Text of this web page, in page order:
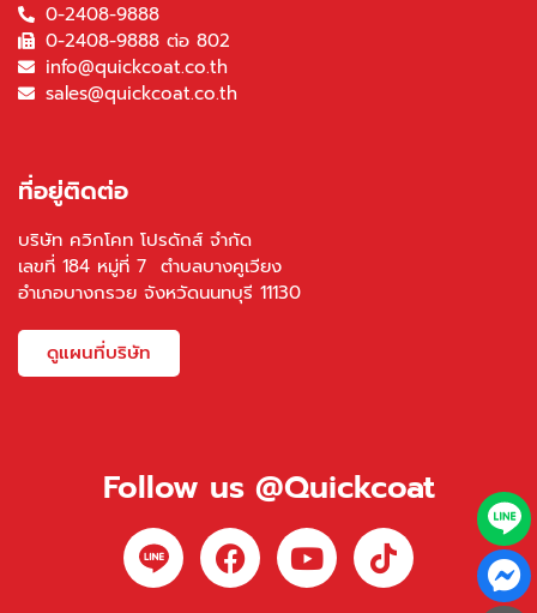
0-2408-9888
0-2408-9888 ต่อ 802
info@quickcoat.co.th
sales@quickcoat.co.th
ที่อยู่ติดต่อ
บริษัท ควิกโคท โปรดักส์ จำกัด
เลขที่ 184 หมู่ที่ 7 ตำบลบางคูเวียง
อำเภอบางกรวย จังหวัดนนทบุรี 11130
ดูแผนที่บริษัท
Follow us @Quickcoat